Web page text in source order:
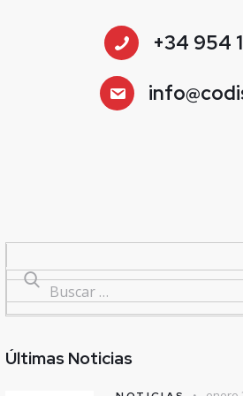
+34 954
Últimas Noticias